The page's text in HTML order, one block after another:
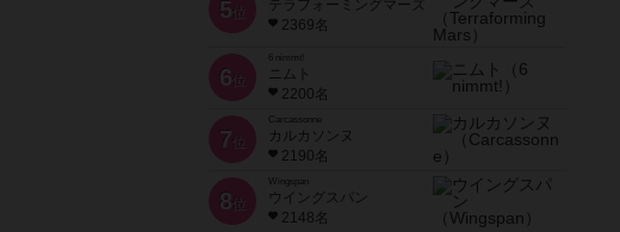
5 位
テラフォーミングマーズ
2369名
6 位
ニムト
2200名
7 位
Carcassonne
カルカソンヌ
2190名
8 位
Wingspan
ウイングスパン
2148名